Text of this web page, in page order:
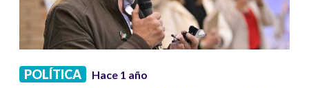
POLÍTICA Hace 1 año